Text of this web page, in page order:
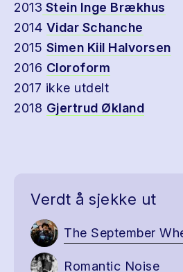
2013 Stein Inge Brækhus
2014 Vidar Schanche
2015 Simen Kiil Halvorsen
2016 Cloroform
2017 ikke utdelt
2018 Gjertrud Økland
Verdt å sjekke ut
The September
Romantic Noise